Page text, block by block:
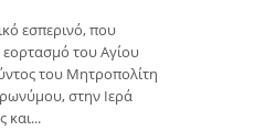
εσπερινό, που
του Αγίου
του Μητροπολίτη
στην Ιερά
και...